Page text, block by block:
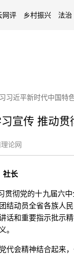
网评 乡村振兴 法治
习近平新时代中国特
习宣传 推动贯
论网
社长
彻党的十九届六中
结动员全省各族人
和重要指示批示
。
会精神结合起来，